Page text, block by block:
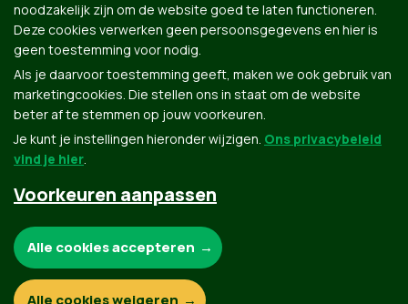
Groen.be
Contact Privacybeleid
noodzakelijk zijn om de website goed te laten functioneren.
Deze cookies verwerken geen persoonsgegevens en hier is
geen toestemming voor nodig.
Als je daarvoor toestemming geeft, maken we ook gebruik van
marketingcookies. Die stellen ons in staat om de website
beter af te stemmen op jouw voorkeuren.
Je kunt je instellingen hieronder wijzigen. Ons privacybeleid
vind je hier.
Voorkeuren aanpassen
Functionele en analytische cookies:
Alle cookies accepteren
Alle cookies weigeren